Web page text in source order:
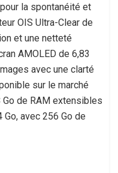
la spontanéité et
OIS Ultra-Clear de
et une netteté
AMOLED de 6,83
avec une clarté
sur le marché
de RAM extensibles
avec 256 Go de